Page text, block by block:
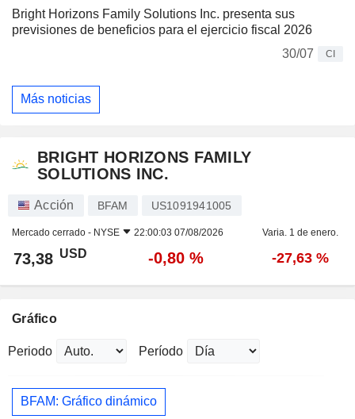
Bright Horizons Family Solutions Inc. presenta sus
previsiones de beneficios para el ejercicio fiscal 2026
30/07
CI
Más noticias
BRIGHT HORIZONS FAMILY
SOLUTIONS INC.
Acción BFAM US1091941005
Mercado cerrado - NYSE 22:00:03 07/08/2026 Varia. 1 de enero.
73,38 USD -0,80 % -27,63 %
Gráfico
Periodo Período
BFAM: Gráfico dinámico